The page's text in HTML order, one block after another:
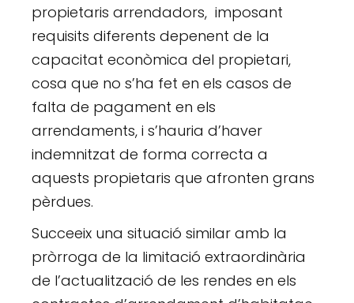
propietaris arrendadors, imposant
requisits diferents depenent de la
capacitat econòmica del propietari,
cosa que no s’ha fet en els casos de
falta de pagament en els
arrendaments, i s’hauria d’haver
indemnitzat de forma correcta a
aquests propietaris que afronten grans
pèrdues.
Succeeix una situació similar amb la
pròrroga de la limitació extraordinària
de l’actualització de les rendes en els